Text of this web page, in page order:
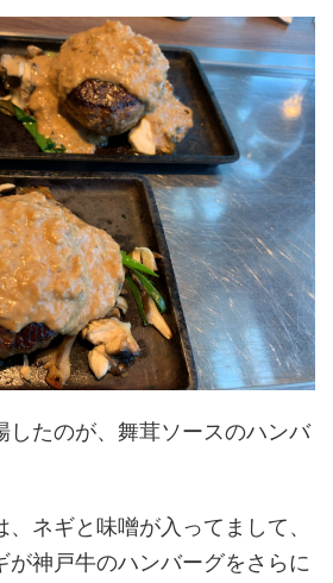
したのが、舞茸ソースのハンバ
ネギと味噌が入ってまして、
が神戸牛のハンバーグをさらに